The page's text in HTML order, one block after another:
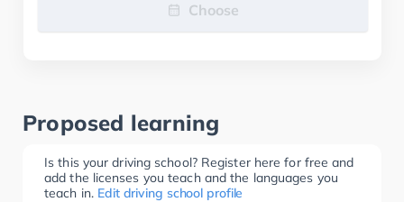
Choose
Proposed learning
Is this your driving school? Register here for free and
add the licenses you teach and the languages you
teach in. Edit driving school profile